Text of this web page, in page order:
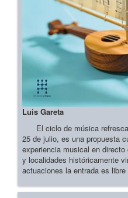
Luis Gareta
El ciclo de música
25 de julio, es una propuesta
experiencia musical en
y localidades históricamente
actuaciones la entrada es